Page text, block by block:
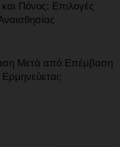
Πόνος: Επιλογές
Μετά από Επέμβαση